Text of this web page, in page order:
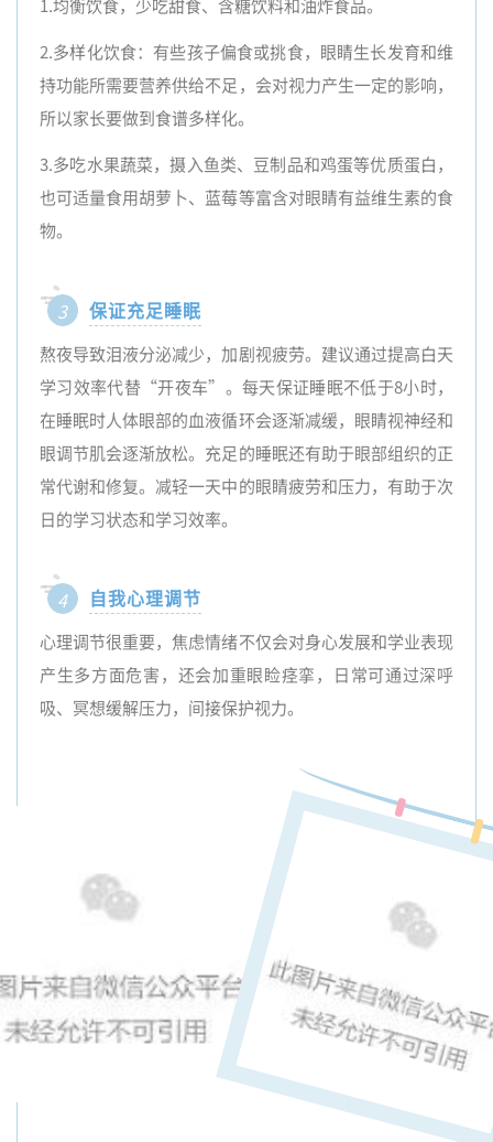
1.均衡饮食，少吃甜食、含糖饮料和油炸食品。
2.多样化饮食：有些孩子偏食或挑食，眼睛生长发育和维
持功能所需要营养供给不足，会对视力产生一定的影响，
所以家长要做到食谱多样化。
3.多吃水果蔬菜，摄入鱼类、豆制品和鸡蛋等优质蛋白，
也可适量食用胡萝卜、蓝莓等富含对眼睛有益维生素的食
物。
3 保证充足睡眠
熬夜导致泪液分泌减少，加剧视疲劳。建议通过提高白天
学习效率代替“开夜车”。每天保证睡眠不低于8小时，
在睡眠时人体眼部的血液循环会逐渐减缓，眼睛视神经和
眼调节肌会逐渐放松。充足的睡眠还有助于眼部组织的正
常代谢和修复。减轻一天中的眼睛疲劳和压力，有助于次
日的学习状态和学习效率。
4 自我心理调节
心理调节很重要，焦虑情绪不仅会对身心发展和学业表现
产生多方面危害，还会加重眼睑痉挛，日常可通过深呼
吸、冥想缓解压力，间接保护视力。